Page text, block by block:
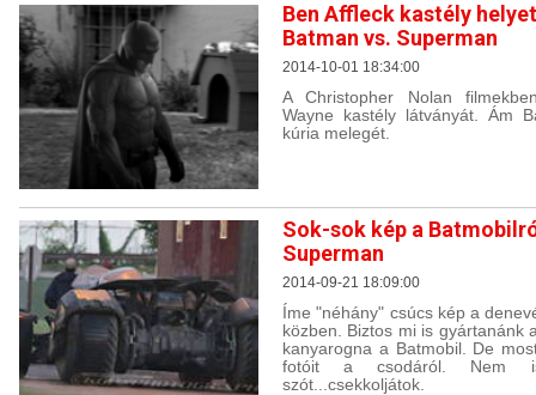
Ben Affleck kastély
Batman vs. Superman
2014-10-01 18:34:00
A Christopher Nolan
Wayne kastély látványát. Ám
kúria melegét.
Sok-sok kép a
Superman
2014-09-21 18:09:00
Íme "néhány" csúcs kép a
közben. Biztos mi is gyártanánk
kanyarogna a Batmobil. De
fotóit a csodáról. Nem
szót...csekkoljátok.